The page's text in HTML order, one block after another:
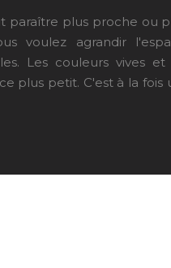
paraître plus proche ou
voulez agrandir
Les couleurs vives
plus petit. C'est à la